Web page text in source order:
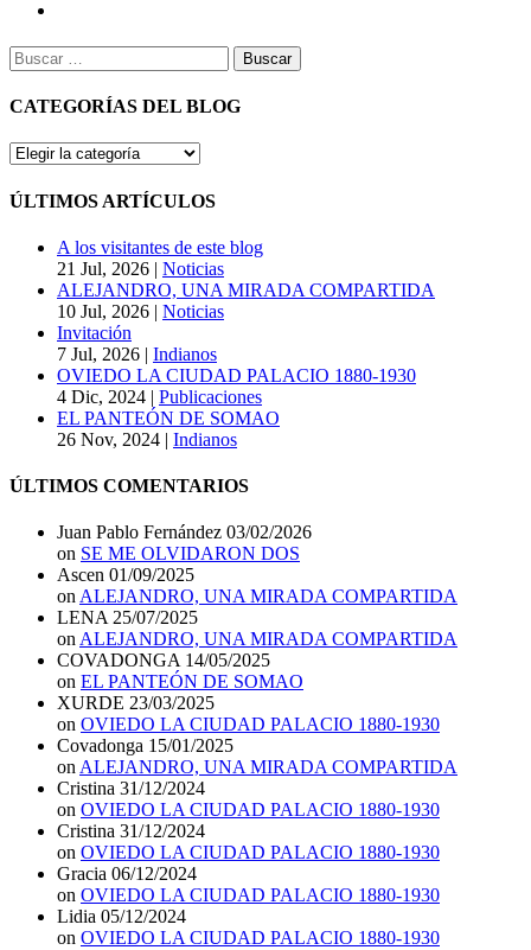
Buscar:
CATEGORÍAS DEL BLOG
CATEGORÍAS
BLOG
ÚLTIMOS ARTÍCULOS
A los visitantes de este blog
21 Jul, 2026 | Noticias
ALEJANDRO, UNA MIRADA COMPARTIDA
10 Jul, 2026 | Noticias
Invitación
7 Jul, 2026 | Indianos
OVIEDO LA CIUDAD PALACIO 1880-1930
4 Dic, 2024 | Publicaciones
EL PANTEÓN DE SOMAO
26 Nov, 2024 | Indianos
ÚLTIMOS COMENTARIOS
Juan Pablo Fernández 03/02/2026
on SE ME OLVIDARON DOS
Ascen 01/09/2025
onALEJANDRO, UNA MIRADA COMPARTIDA
LENA 25/07/2025
onALEJANDRO, UNA MIRADA COMPARTIDA
COVADONGA 14/05/2025
on EL PANTEÓN DE SOMAO
XURDE 23/03/2025
on OVIEDO LA CIUDAD PALACIO 1880-1930
Covadonga 15/01/2025
onALEJANDRO, UNA MIRADA COMPARTIDA
Cristina 31/12/2024
on OVIEDO LA CIUDAD PALACIO 1880-1930
Cristina 31/12/2024
on OVIEDO LA CIUDAD PALACIO 1880-1930
Gracia 06/12/2024
on OVIEDO LA CIUDAD PALACIO 1880-1930
Lidia 05/12/2024
on OVIEDO LA CIUDAD PALACIO 1880-1930